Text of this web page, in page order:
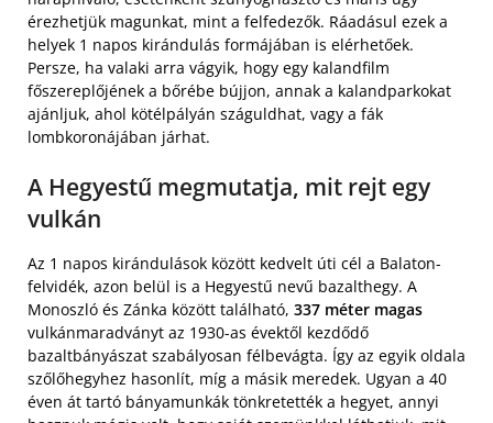
érezhetjük magunkat, mint a felfedezők. Ráadásul ezek a
helyek 1 napos kirándulás formájában is elérhetőek.
Persze, ha valaki arra vágyik, hogy egy kalandfilm
főszereplőjének a bőrébe bújjon, annak a kalandparkokat
ajánljuk, ahol kötélpályán száguldhat, vagy a fák
lombkoronájában járhat.
A Hegyestű megmutatja, mit rejt egy
vulkán
Az 1 napos kirándulások között kedvelt úti cél a Balaton-
felvidék, azon belül is a Hegyestű nevű bazalthegy. A
Monoszló és Zánka között található, 337 méter magas
vulkánmaradványt az 1930-as évektől kezdődő
bazaltbányászat szabályosan félbevágta. Így az egyik oldala
szőlőhegyhez hasonlít, míg a másik meredek. Ugyan a 40
éven át tartó bányamunkák tönkretették a hegyet, annyi